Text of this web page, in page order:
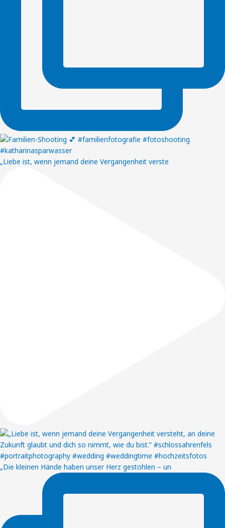
„Liebe ist, wenn jemand deine Vergangenheit verste
„Die kleinen Hände haben unser Herz gestohlen – un